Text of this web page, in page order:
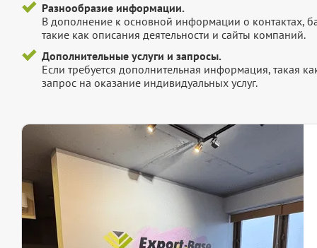
Разнообразие информации.
В дополнение к основной информации о контактах,
такие как описания деятельности и сайты компаний.
Дополнительные услуги и запросы.
Если требуется дополнительная информация, такая
запрос на оказание индивидуальных услуг.